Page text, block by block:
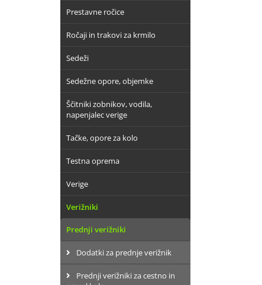
Prestavne ročice
Ročaji in trakovi za krmilo
Sedeži
Sedežne opore, objemke
Ščitniki zobnikov, vodila,
napenjalec verige
Tačke, opore za kolo
Testna oprema
Verige
Verižniki
Prednji verižniki
Dodatki za prednje verižnik
Prednji verižniki za cestno in